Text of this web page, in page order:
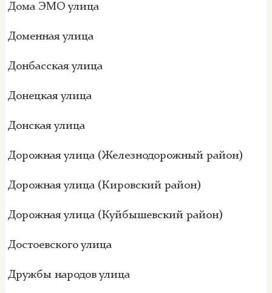
Дома ЭМО улица
Доменная улица
Донбасская улица
Донецкая улица
Донская улица
Дорожная улица (Железнодорожный район)
Дорожная улица (Кировский район)
Дорожная улица (Куйбышевский район)
Достоевского улица
Дружбы народов улица